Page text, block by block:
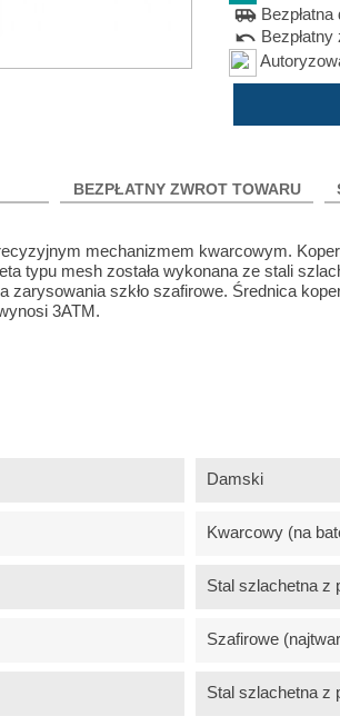
airport_shuttle
undo
BEZPŁATNY ZWROT TOWARU
mechanizmem kwarcowym.
typu mesh została wykonana ze stali
zarysowania szkło szafirowe. Średnica
3ATM.
Damski
Kwarcowy (na
Stal szlachetna z
Szafirowe
Stal szlachetna z